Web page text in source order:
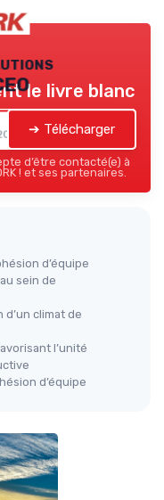
le livre blanc
➔ Télécharger
d’être contacté(e) à
! et ses partenaires.
d’équipe
sein de
climat de
l’unité
d’équipe